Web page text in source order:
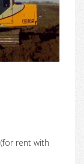
rent with